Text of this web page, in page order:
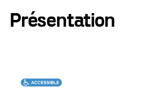
Présentation